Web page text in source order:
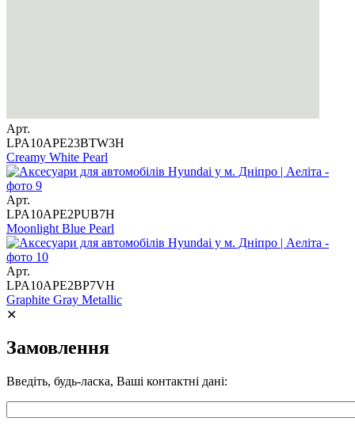
Арт.
LPA10APE23BTW3H
Creamy White Pearl
Арт.
LPA10APE2PUB7H
Moonlight Blue Pearl
Арт.
LPA10APE2BP7VH
Graphite Gray Metallic
✕
Замовлення
Введіть, будь-ласка, Ваші контактні дані: